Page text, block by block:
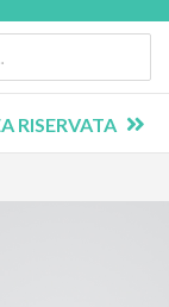
RISERVATA